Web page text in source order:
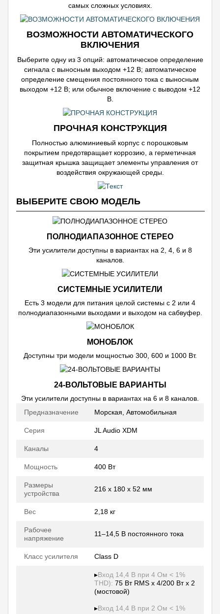
самых сложных условиях.
ВОЗМОЖНОСТИ АВТОМАТИЧЕСКОГО
ВКЛЮЧЕНИЯ
Выберите одну из 3 опций: автоматическое определение
сигнала с выносным выходом +12 В; автоматическое
определение смещения постоянного тока с выносным
выходом +12 В; или обычное включение с выводом +12
В.
ПРОЧНАЯ КОНСТРУКЦИЯ
Полностью алюминиевый корпус с порошковым
покрытием предотвращает коррозию, а герметичная
защитная крышка защищает элементы управления от
воздействия окружающей среды.
ВЫБЕРИТЕ СВОЮ МОДЕЛЬ
ПОЛНОДИАПАЗОННОЕ СТЕРЕО
Эти усилители доступны в вариантах на 2, 4, 6 и 8
каналов.
СИСТЕМНЫЕ УСИЛИТЕЛИ
Есть 3 модели для питания целой системы с 2 или 4
полнодиапазонными выходами и выходом на сабвуфер.
МОНОБЛОК
Доступны три модели мощностью 300, 600 и 1000 Вт.
24-ВОЛЬТОВЫЕ ВАРИАНТЫ
Эти усилители доступны в вариантах на 6 и 8 каналов.
Предназначение
Морская, Автомобильная
Серия JL Audio XDM
Каналы 4
Мощность 400 Вт
Размеры
устройства
216 x 180 x 52 мм
Вес 2,18 кг
Рабочее
напряжение
11–14,5 В постоянного тока
Класс усилителя Class D
▸Вход 14,4 В при 4 Ом < 1%
THD): 75 Вт RMS x 4/200 Вт x 2
(мостовой)
▸Вход 14,4 В при 2 Ом < 1%